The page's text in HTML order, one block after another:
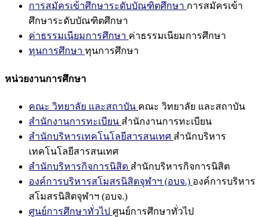
การสมัครเข้าศึกษาระดับบัณฑิตศึกษา การสมัครเข้า
ศึกษาระดับบัณฑิตศึกษา
ค่าธรรมเนียมการศึกษา ค่าธรรมเนียมการศึกษา
ทุนการศึกษา ทุนการศึกษา
หน่วยงานการศึกษา
คณะ วิทยาลัย และสถาบัน คณะ วิทยาลัย และสถาบัน
สำนักงานการทะเบียน สำนักงานการทะเบียน
สำนักบริหารเทคโนโลยีสารสนเทศ สำนักบริหาร
เทคโนโลยีสารสนเทศ
สำนักบริหารกิจการนิสิต สำนักบริหารกิจการนิสิต
องค์การบริหารสโมสรนิสิตจุฬาฯ (อบจ.) องค์การบริหาร
สโมสรนิสิตจุฬาฯ (อบจ.)
ศูนย์การศึกษาทั่วไป ศูนย์การศึกษาทั่วไป